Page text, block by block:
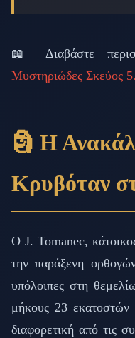
📖 Διαβάστε
Μυστηριώδες Σκεύος
🗿 Η
Κρυβόταν
Ο J. Tomanec,
την παράξενη
υπόλοιπες στη
μήκους 23 εκατοστών
διαφορετική από τις